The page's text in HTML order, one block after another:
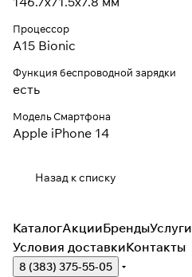
Процессор
A15 Bionic
Функция беспроводной зарядки
есть
Модель Смартфона
Apple iPhone 14
Назад к списку
КаталогАкцииБрендыУслуги
Условия доставкиКонтакты
8 (383) 375-55-05